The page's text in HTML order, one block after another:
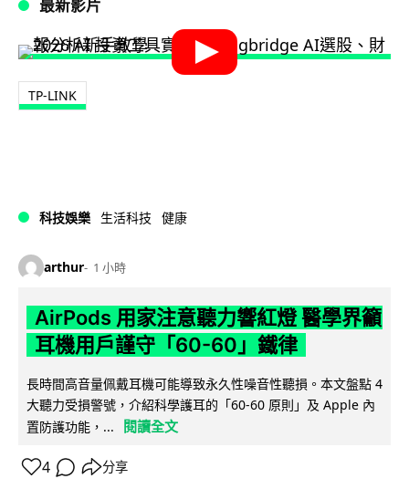
最新影片
TP-LINK
科技娛樂 生活科技 健康
arthur 1 小時
AirPods 用家注意聽力響紅燈 醫學界籲
耳機用戶謹守「60-60」鐵律
長時間高音量佩戴耳機可能導致永久性噪音性聽損。本文盤點 4
大聽力受損警號，介紹科學護耳的「60-60 原則」及 Apple 內
置防護功能，...
閱讀全文
4 分享